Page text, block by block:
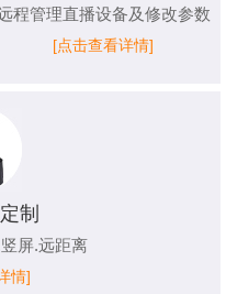
程管理直播设备及修改参数
[点击查看详情]
制
屏.远距离
情]